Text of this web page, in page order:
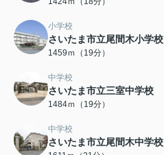
小学校
さいたま市立尾間木小学校
1459ｍ（19分）
中学校
さいたま市立三室中学校
1484ｍ（19分）
中学校
さいたま市立尾間木中学校